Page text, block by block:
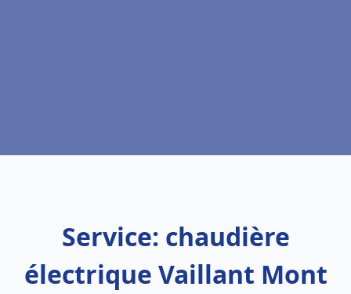
Service: chaudière
électrique Vaillant Mont